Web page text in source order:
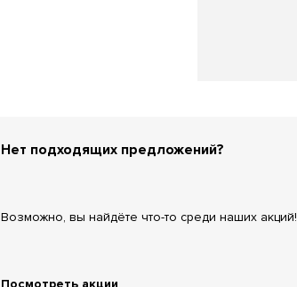
Нет подходящих предложений?
Возможно, вы найдёте что-то среди наших акций!